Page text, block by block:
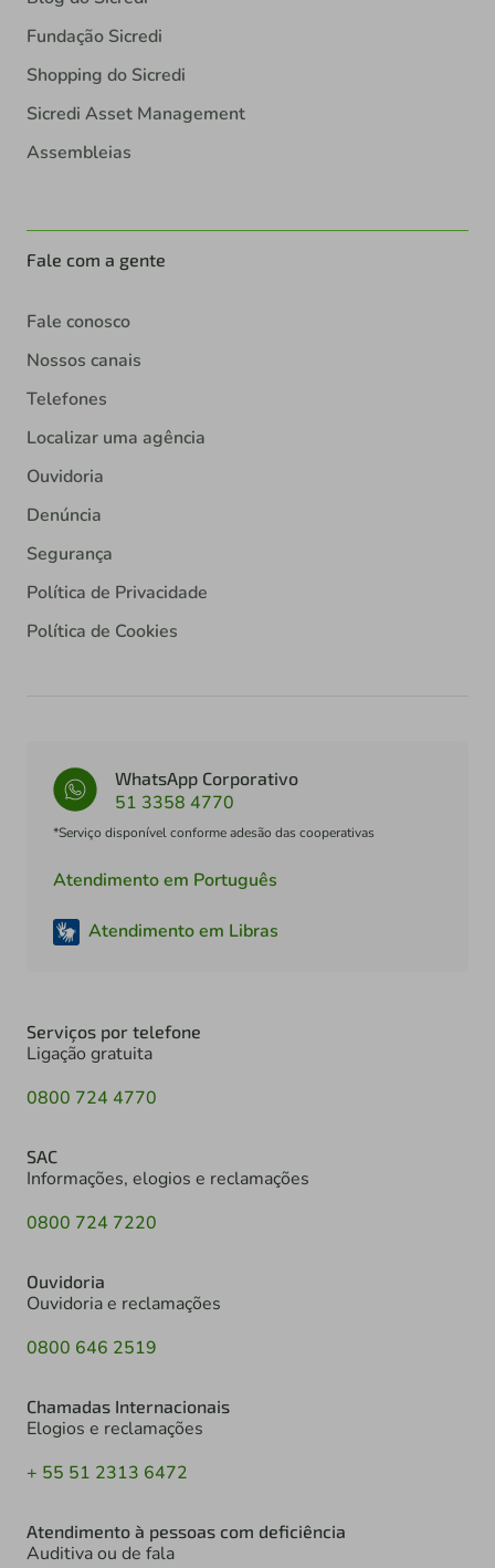
Fundação Sicredi
Shopping do Sicredi
Sicredi Asset Management
Assembleias
Fale com a gente
Fale conosco
Nossos canais
Telefones
Localizar uma agência
Ouvidoria
Denúncia
Segurança
Política de Privacidade
Política de Cookies
WhatsApp Corporativo
51 3358 4770
*Serviço disponível conforme adesão das cooperativas
Atendimento em Português
Atendimento em Libras
Serviços por telefone
Ligação gratuita
0800 724 4770
SAC
Informações, elogios e reclamações
0800 724 7220
Ouvidoria
Ouvidoria e reclamações
0800 646 2519
Chamadas Internacionais
Elogios e reclamações
+ 55 51 2313 6472
Atendimento à pessoas com deficiência
Auditiva ou de fala